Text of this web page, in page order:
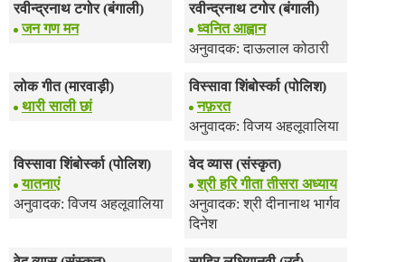
रवीन्द्रनाथ टगोर (बंगाली)
जन गण मन
रवीन्द्रनाथ टगोर (बंगाली)
ध्वनित आह्वान
अनुवादक: दाऊलाल कोठारी
लोक गीत (मारवाड़ी)
थारी साली छां
विस्सावा शिंबोर्स्का (पोलिश)
नफ़रत
अनुवादक: विजय अहलूवालिया
विस्सावा शिंबोर्स्का (पोलिश)
यातनाएं
अनुवादक: विजय अहलूवालिया
वेद व्यास (संस्कृत)
श्री हरि गीता तीसरा अध्याय
अनुवादक: श्री दीनानाथ भार्गव
दिनेश